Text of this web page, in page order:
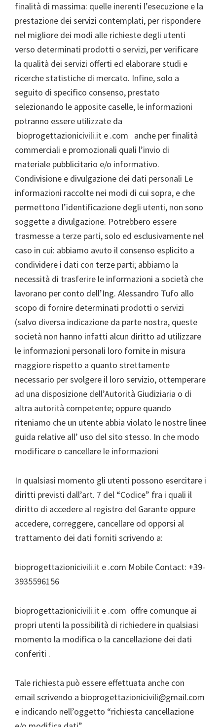
finalità di massima: quelle inerenti l’esecuzione e la
prestazione dei servizi contemplati, per rispondere
nel migliore dei modi alle richieste degli utenti
verso determinati prodotti o servizi, per verificare
la qualità dei servizi offerti ed elaborare studi e
ricerche statistiche di mercato. Infine, solo a
seguito di specifico consenso, prestato
selezionando le apposite caselle, le informazioni
potranno essere utilizzate da
bioprogettazionicivili.it e .com anche per finalità
commerciali e promozionali quali l’invio di
materiale pubblicitario e/o informativo.
Condivisione e divulgazione dei dati personali Le
informazioni raccolte nei modi di cui sopra, e che
permettono l’identificazione degli utenti, non sono
soggette a divulgazione. Potrebbero essere
trasmesse a terze parti, solo ed esclusivamente nel
caso in cui: abbiamo avuto il consenso esplicito a
condividere i dati con terze parti; abbiamo la
necessità di trasferire le informazioni a società che
lavorano per conto dell’Ing. Alessandro Tufo allo
scopo di fornire determinati prodotti o servizi
(salvo diversa indicazione da parte nostra, queste
società non hanno infatti alcun diritto ad utilizzare
le informazioni personali loro fornite in misura
maggiore rispetto a quanto strettamente
necessario per svolgere il loro servizio, ottemperare
ad una disposizione dell’Autorità Giudiziaria o di
altra autorità competente; oppure quando
riteniamo che un utente abbia violato le nostre linee
guida relative all’ uso del sito stesso. In che modo
modificare o cancellare le informazioni
In qualsiasi momento gli utenti possono esercitare i
diritti previsti dall’art. 7 del “Codice” fra i quali il
diritto di accedere al registro del Garante oppure
accedere, correggere, cancellare od opporsi al
trattamento dei dati forniti scrivendo a:
bioprogettazionicivili.it e .com Mobile Contact: +39-
3935596156
bioprogettazionicivili.it e .com offre comunque ai
propri utenti la possibilità di richiedere in qualsiasi
momento la modifica o la cancellazione dei dati
conferiti .
Tale richiesta può essere effettuata anche con
email scrivendo a bioprogettazionicivili@gmail.com
e indicando nell’oggetto “richiesta cancellazione